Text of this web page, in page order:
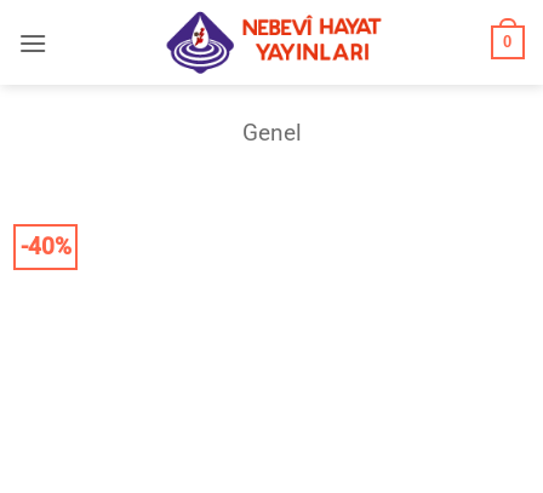
atla
0
Genel
-40%